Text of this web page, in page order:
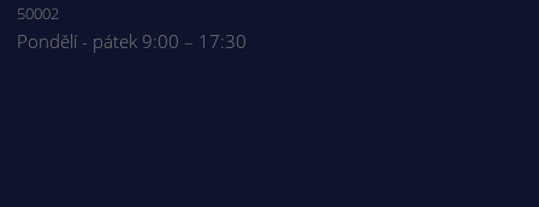
50002
Pondělí - pátek 9:00 – 17:30